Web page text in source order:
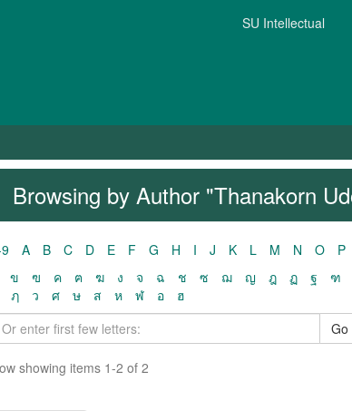
SU Intellectual
Browsing by Author "Thanakorn
A B C D E F G H I J K L M N O P
ข ฃ ค ฅ ฆ ง จ ฉ ช ซ ฌ ญ ฎ ฏ ฐ ฑ
ฦ ว ศ ษ ส ห ฬ อ
ฮ
Go
showing items 1-2 of 2